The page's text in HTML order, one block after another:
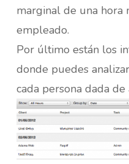
marginal de una hora
empleado.
Por último están los
donde puedes
cada persona dada